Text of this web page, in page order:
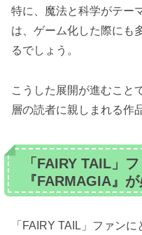
特に、魔法と科学がテー
は、ゲーム化した際にも
るでしょう。
こうした展開が進むこと
層の読者に親しまれる作
「FAIRY TAIL」
『FARMAGIA』
「FAIRY TAIL」ファン